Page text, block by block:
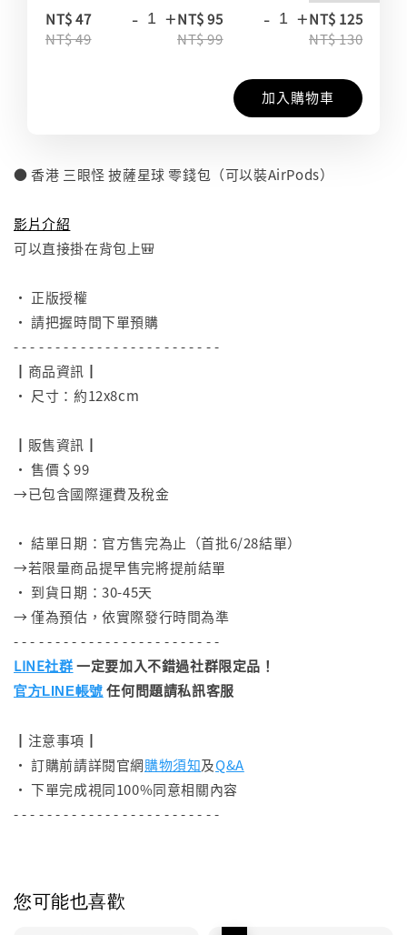
NT$ 47
NT$ 49
- +NT$ 95
NT$ 99
- +NT$ 125
NT$ 130
加入購物車
● 香港 三眼怪 披薩星球 零錢包（可以裝AirPods）
影片介紹
可以直接掛在背包上🎒
• 正版授權
• 請把握時間下單預購
- - - - - - - - - - - - - - - - - - - - - - - - -
┃商品資訊┃
• 尺寸：約12x8cm
┃販售資訊┃
• 售價 $ 99
→已包含國際運費及稅金
• 結單日期：官方售完為止（首批6/28結單）
→若限量商品提早售完將提前結單
• 到貨日期：30-45天
→ 僅為預估，依實際發行時間為準
- - - - - - - - - - - - - - - - - - - - - - - - -
LINE社群一定要加入不錯過社群限定品！
官方LINE帳號 任何問題請私訊客服
┃注意事項┃
• 訂購前請詳閱官網購物須知及Q&A
• 下單完成視同100%同意相關內容
- - - - - - - - - - - - - - - - - - - - - - - - -
您可能也喜歡